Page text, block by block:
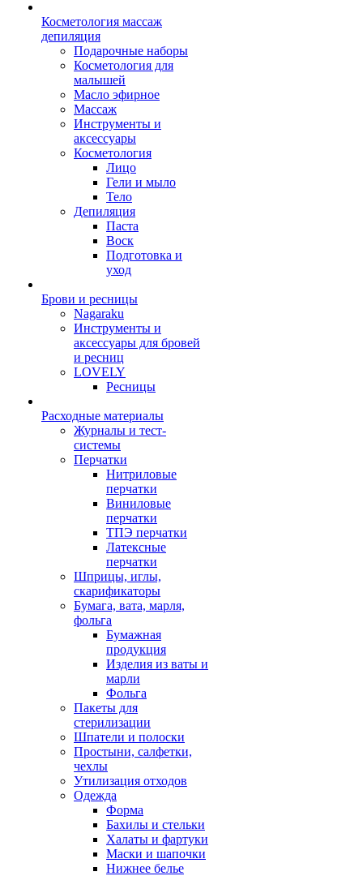
Косметология массаж
депиляция
Подарочные наборы
Косметология для
малышей
Масло эфирное
Массаж
Инструменты и
аксессуары
Косметология
Лицо
Гели и мыло
Тело
Депиляция
Паста
Воск
Подготовка и
уход
Брови и ресницы
Nagaraku
Инструменты и
аксессуары для бровей
и ресниц
LOVELY
Ресницы
Расходные материалы
Журналы и тест-
системы
Перчатки
Нитриловые
перчатки
Виниловые
перчатки
ТПЭ перчатки
Латексные
перчатки
Шприцы, иглы,
скарификаторы
Бумага, вата, марля,
фольга
Бумажная
продукция
Изделия из ваты и
марли
Фольга
Пакеты для
стерилизации
Шпатели и полоски
Простыни, салфетки,
чехлы
Утилизация отходов
Одежда
Форма
Бахилы и стельки
Халаты и фартуки
Маски и шапочки
Нижнее белье